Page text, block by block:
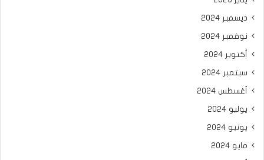
ديسمبر 2024
نوفمبر 2024
أكتوبر 2024
سبتمبر 2024
أغسطس 2024
يوليو 2024
يونيو 2024
مايو 2024